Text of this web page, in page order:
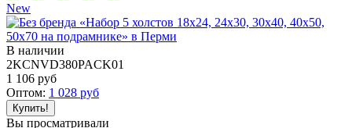
New
В наличии
2KCNVD380PACK01
1 106 руб
Оптом: 1 028 руб
Вы просматривали